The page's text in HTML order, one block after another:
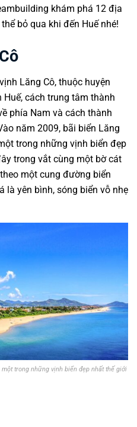
khám phá 12 địa
bỏ qua khi đến Huế nhé!
Lăng Cô, thuộc huyện
cách trung tâm thành
phía Nam và cách thành
năm 2009, bãi biển Lăng
trong những vịnh biển đẹp
trong vắt cùng một bờ cát
một cung đường biển
là yên bình, sóng biển vỗ nhẹ
trong những vịnh biển đẹp nhất thế giới